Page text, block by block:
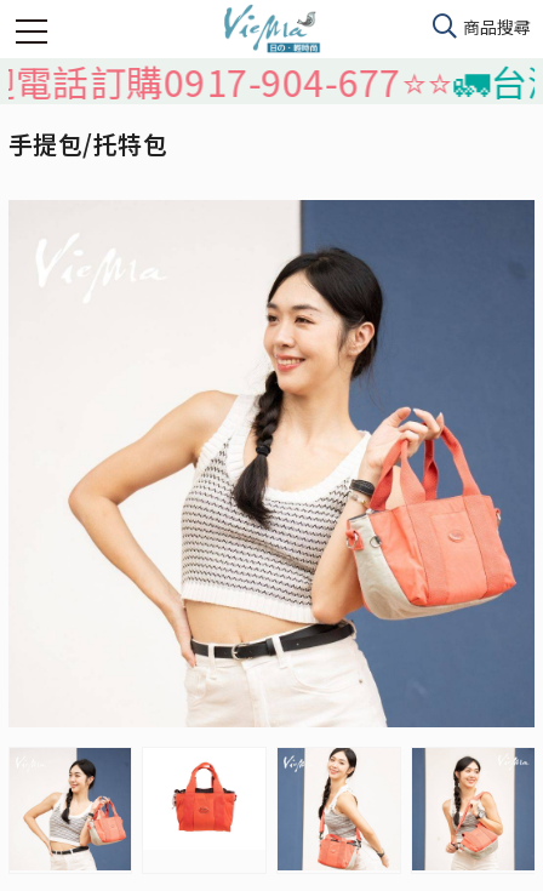
購0917-904-677⭐️⭐️🚛台灣本
手提包/托特包